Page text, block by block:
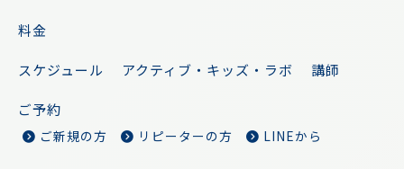
料金
スケジュール アクティブ・キッズ・ラボ 講師
ご予約
ご新規の方 リピーターの方 LINEから